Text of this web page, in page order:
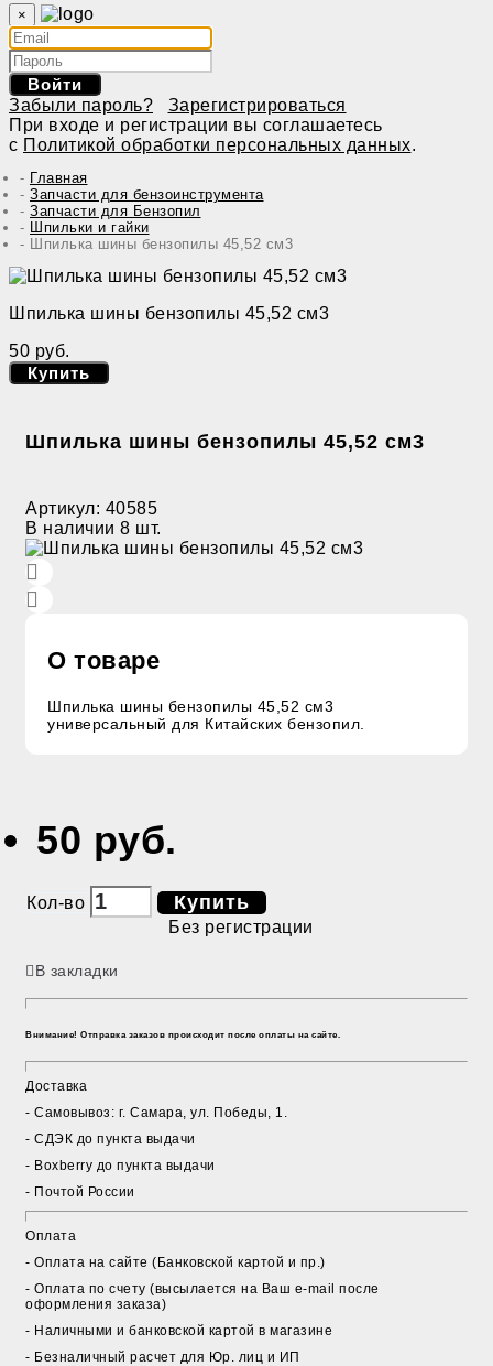
×
Войти
Забыли пароль?
Зарегистрироваться
При входе и регистрации вы соглашаетесь
с Политикой обработки персональных данных.
Главная
Запчасти для бензоинструмента
Запчасти для Бензопил
Шпильки и гайки
Шпилька шины бензопилы 45,52 см3
Шпилька шины бензопилы 45,52 см3
50 руб.
Купить
Шпилька шины бензопилы 45,52 см3
Артикул: 40585
В наличии 8 шт.
О товаре
Шпилька шины бензопилы 45,52 см3
универсальный для Китайских бензопил.
50 руб.
Кол-во Купить
Без регистрации
В закладки
Внимание! Отправка заказов происходит после оплаты на сайте.
Доставка
- Cамовывоз: г. Самара, ул. Победы, 1.
- СДЭК до пункта выдачи
- Boxberry до пункта выдачи
- Почтой России
Оплата
- Оплата на сайте (Банковской картой и пр.)
- Оплата по счету (высылается на Ваш e-mail после
оформления заказа)
- Наличными и банковской картой в магазине
- Безналичный расчет для Юр. лиц и ИП